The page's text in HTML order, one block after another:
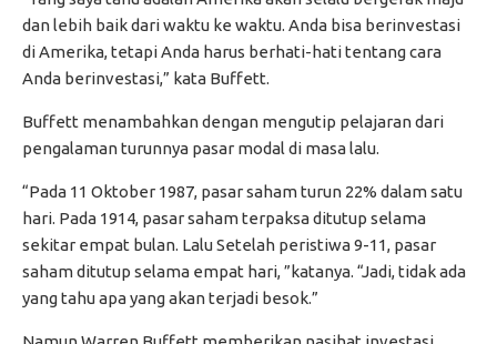
dan lebih baik dari waktu ke waktu. Anda bisa berinvestasi
di Amerika, tetapi Anda harus berhati-hati tentang cara
Anda berinvestasi,” kata Buffett.
Buffett menambahkan dengan mengutip pelajaran dari
pengalaman turunnya pasar modal di masa lalu.
“Pada 11 Oktober 1987, pasar saham turun 22% dalam satu
hari. Pada 1914, pasar saham terpaksa ditutup selama
sekitar empat bulan. Lalu Setelah peristiwa 9-11, pasar
saham ditutup selama empat hari, ”katanya. “Jadi, tidak ada
yang tahu apa yang akan terjadi besok.”